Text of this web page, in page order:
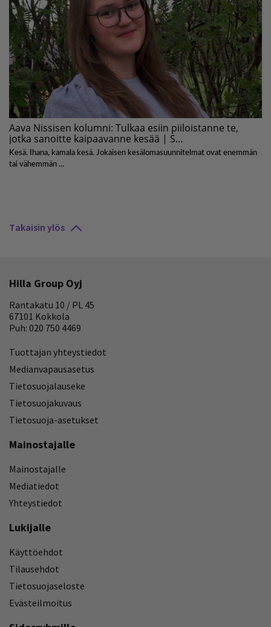
Takaisin ylös
Hilla Group Oyj
Rantakatu 10 / PL 45
67101 Kokkola
Puh: 020 750 4469
Tuottajan yhteystiedot
Medianvapausasetus
Tietosuojalauseke
Tietosuojakuvaus
Tietosuoja-asetukset
Mainostajalle
Mainostajalle
Mediatiedot
Yhteystiedot
Lukijalle
Käyttöehdot
Tilausehdot
Tietosuojaseloste
Evästeilmoitus